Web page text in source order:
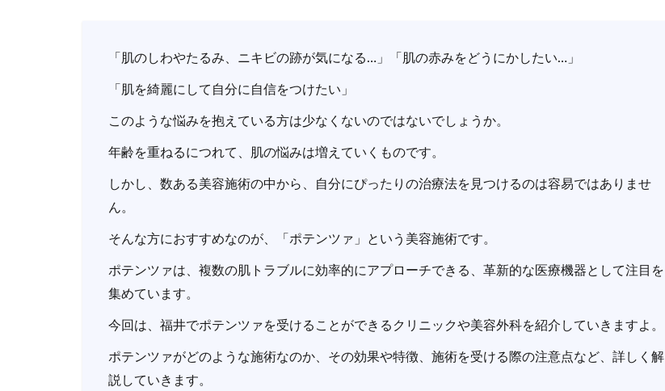
「肌のしわやたるみ、ニキビの跡が気になる…」「肌の赤みをどうにかしたい…」
「肌を綺麗にして自分に自信をつけたい」
このような悩みを抱えている方は少なくないのではないでしょうか。
年齢を重ねるにつれて、肌の悩みは増えていくものです。
しかし、数ある美容施術の中から、自分にぴったりの治療法を見つけるのは容易ではありませ
ん。
そんな方におすすめなのが、「ポテンツァ」という美容施術です。
ポテンツァは、複数の肌トラブルに効率的にアプローチできる、革新的な医療機器として注目を
集めています。
今回は、福井でポテンツァを受けることができるクリニックや美容外科を紹介していきますよ。
ポテンツァがどのような施術なのか、その効果や特徴、施術を受ける際の注意点など、詳しく解
説していきます。